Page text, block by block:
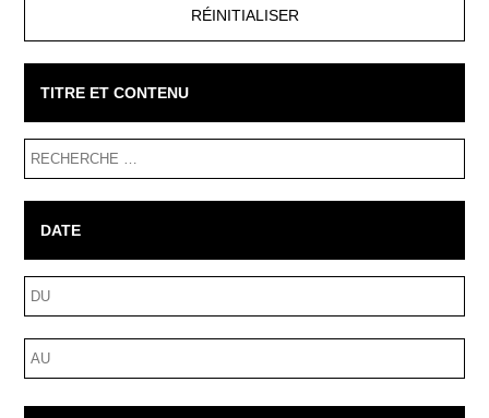
TITRE ET CONTENU
RECHERCHE
DATE
Fourchette
de
Fourchette
de
dates